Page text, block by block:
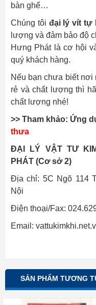
bàn ghế…
Chúng tôi đại lý vít tự
lượng và đảm bảo độ
Hưng Phát là cơ hội
quý khách hàng.
Nếu bạn chưa biết nơi
rẻ và chất lượng thì
chất lượng nhé!
>> Tham khảo: Ứng
thưa
ĐẠI LÝ VẬT TƯ
PHÁT (Cơ sở 2)
Địa chỉ: 5C Ngõ 114
Nội
Điện thoại/Fax:
Email:
SẢN PHẨM TƯƠNG